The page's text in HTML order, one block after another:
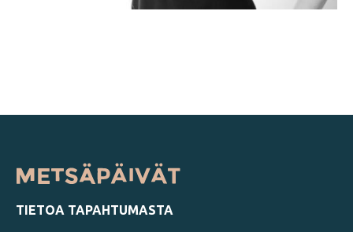
TIETOA TAPAHTUMASTA